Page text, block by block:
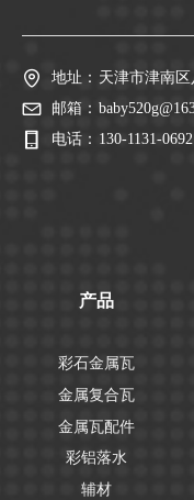
地址： 天津市津南
邮箱：
电话： 130-1131-0692
产品
彩石金属瓦
金属复合瓦
金属瓦配件
彩铝落水
辅材